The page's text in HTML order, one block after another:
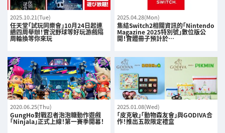
2025.10.21(Tue)
任天堂「試玩同樂會」10月24日起連
續四周舉辦！實況野球等好玩游戲隔
周輪換等你來玩
2025.04.28(Mon)
集結Switch2相關資訊的「Nintendo
Magazine 2025特別號」數位版公
開！實體冊子預計於…
2020.06.25(Thu)
GungHo對戰忍者泡泡糖動作遊戲
「Ninjala」正式上線！第一賽季開幕！
2025.01.08(Wed)
「皮克敏」「動物森友會」與GODIVA合
作！推出五款限定禮盒